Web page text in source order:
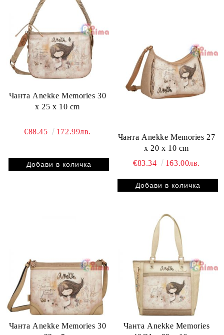
Чанта Anekke Memories 30
x 25 x 10 cm
€88.45 172.99лв.
Чанта Anekke Memories 27
x 20 x 10 cm
€83.34
163.00лв.
Чанта Anekke Memories 30
Чанта Anekke Memories